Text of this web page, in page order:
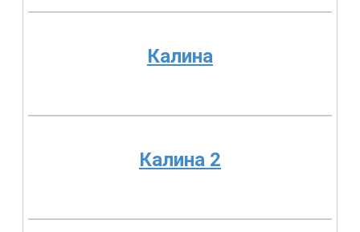
Калина
Калина 2